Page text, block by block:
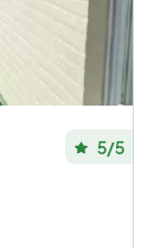
5/5